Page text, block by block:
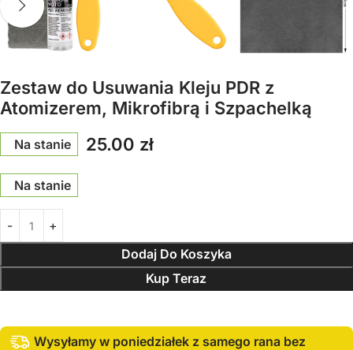
Zestaw do Usuwania Kleju PDR z
Atomizerem, Mikrofibrą i Szpachelką
Na stanie 25.00 zł
Na stanie
Dodaj Do Koszyka
Kup Teraz
Wysyłamy w poniedziałek z samego rana bez